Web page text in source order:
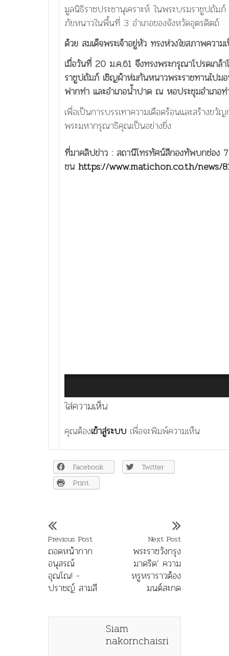
อุตรดิตถ์
มูลนิธิราชประชานุเคราะห์ ในพระบรมราชูปถั
ภัยหนาวในพื้นที่ 3 อำเภอของจังหวัดอุตรดิตถ์
ด้วย สมเด็จพระเจ้าอยู่หัว ทรงห่วงใยสภาพควา
เมื่อวันที่ 20 ม.ค.61 จึงทรงพระกรุณาโปรดเกล้
ราชูปถัมภ์ เชิญผ้าห่มกันหนาวพระราชทานไปม
ฟากท่า และอำเภอน้ำปาด ณ หอประชุมอำเภ
เพื่อเป็นการบรรเทาความเดือดร้อนและสร้างข
พระมหากรุณาธิคุณเป็นอย่างยิ่ง
ที่มาคลิปข่าว : สถานีโทรทัศน์สีกองทัพบกช่อง
ชน https://www.matichon.co.th/news/
ใส่ความเห็น
คุณต้องเข้าสู่ระบบ เพื่อจะพิมพ์ความเห็น
Facebook
Twitter
Print
Previous Post
ถอดหน้ากาก
อนุสรณ์
อุณโณ! -
ปราชญ์ สามสี
Next Post
พระราชวังกรุง
มาดริด’ ความ
หรูหราราวต้อง
มนต์สะกด
Siam
nakornchaisri